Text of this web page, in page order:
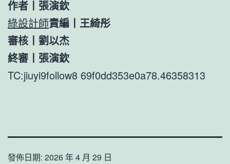
作者丨張演欽
綠設計師責編丨王綺彤
審核丨劉以杰
終審丨張演欽
TC:jiuyi9follow8 69f0dd353e0a78.46358313
發佈日期: 2026 年 4 月 29 日